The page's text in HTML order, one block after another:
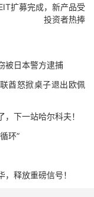
扩募完成，新产品受
投资者热捧
被日本警方逮捕
酋怒掀桌子退出欧佩
下一站哈尔科夫！
环”
释放重磅信号！